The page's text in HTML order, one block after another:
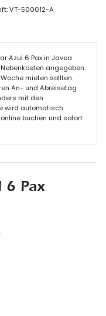
2m tief
mit Sonnenliegen
Freien
von der Villa)
von 100 Kilometern von der
100 Kilometer)
mit Kindern
Mietpreis der Villa
VT-500012-A
Azul 6 Pax in Javea
angegeben.
mieten sollten.
An- und Abreisetag
mit den
wird automatisch
buchen und sofort
6 Pax